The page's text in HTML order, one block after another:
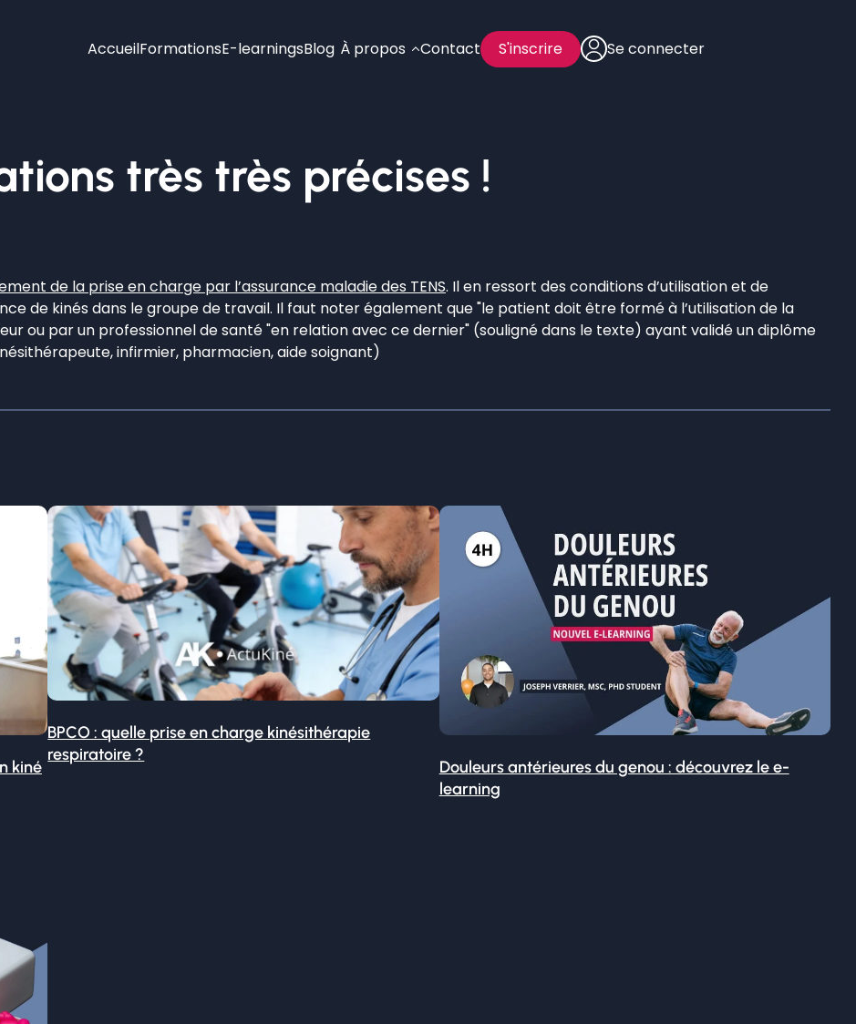
AccueilFormationsE-learningsBlog À propos Contact S'inscrire Se connecter
très très précises !
de la prise en charge par l’assurance maladie des TENS. Il en ressort des conditions d’utilisation et de
de kinés dans le groupe de travail. Il faut noter également que "le patient doit être formé à l’utilisation de la
ou par un professionnel de santé "en relation avec ce dernier" (souligné dans le texte) ayant validé un diplôme
infirmier, pharmacien, aide soignant)
kiné
BPCO : quelle prise en charge kinésithérapie
respiratoire ?
Douleurs antérieures du genou : découvrez le e-
learning